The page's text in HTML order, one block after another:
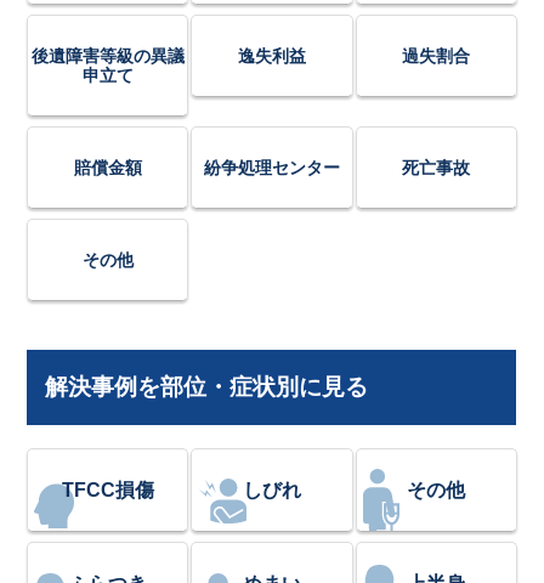
後遺障害等級の異議
申立て
逸失利益 過失割合
賠償金額 紛争処理センター 死亡事故
その他
解決事例を部位・症状別に見る
TFCC損傷 しびれ その他